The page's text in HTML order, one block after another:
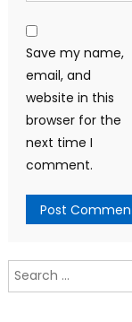
Save my name,
email, and
website in this
browser for the
next time I
comment.
Search
for: